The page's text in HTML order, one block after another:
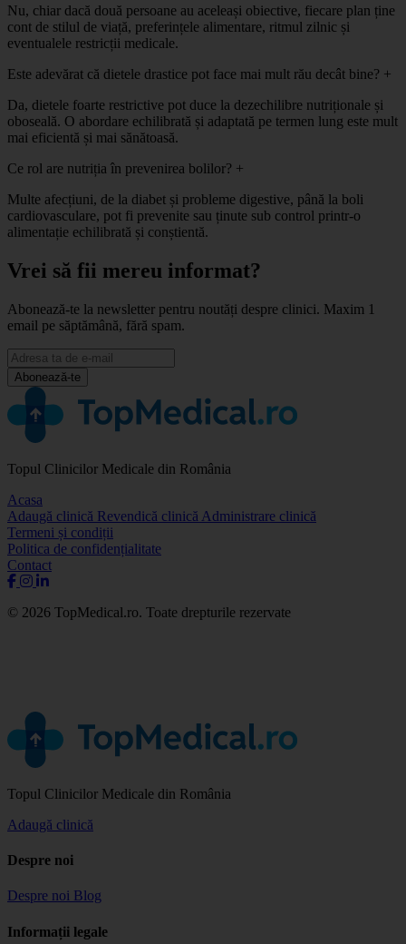
Nu, chiar dacă două persoane au aceleași obiective, fiecare plan ține
cont de stilul de viață, preferințele alimentare, ritmul zilnic și
eventualele restricții medicale.
Este adevărat că dietele drastice pot face mai mult rău decât bine? +
Da, dietele foarte restrictive pot duce la dezechilibre nutriționale și
oboseală. O abordare echilibrată și adaptată pe termen lung este mult
mai eficientă și mai sănătoasă.
Ce rol are nutriția în prevenirea bolilor? +
Multe afecțiuni, de la diabet și probleme digestive, până la boli
cardiovasculare, pot fi prevenite sau ținute sub control printr-o
alimentație echilibrată și conștientă.
Vrei să fii mereu informat?
Abonează-te la newsletter pentru noutăți despre clinici. Maxim 1
email pe săptămână, fără spam.
Abonează-te
Topul Clinicilor Medicale din România
Acasa
Adaugă clinică Revendică clinică Administrare clinică
Termeni și condiții
Politica de confidențialitate
Contact
© 2026 TopMedical.ro. Toate drepturile rezervate
Topul Clinicilor Medicale din România
Adaugă clinică
Despre noi
Despre noi Blog
Informații legale